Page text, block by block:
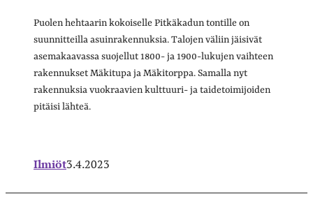
Puolen hehtaarin kokoiselle Pitkäkadun tontille on
suunnitteilla asuinrakennuksia. Talojen väliin jäisivät
asemakaavassa suojellut 1800- ja 1900-lukujen vaihteen
rakennukset Mäkitupa ja Mäkitorppa. Samalla nyt
rakennuksia vuokraavien kulttuuri- ja taidetoimijoiden
pitäisi lähteä.
Ilmiöt3.4.2023